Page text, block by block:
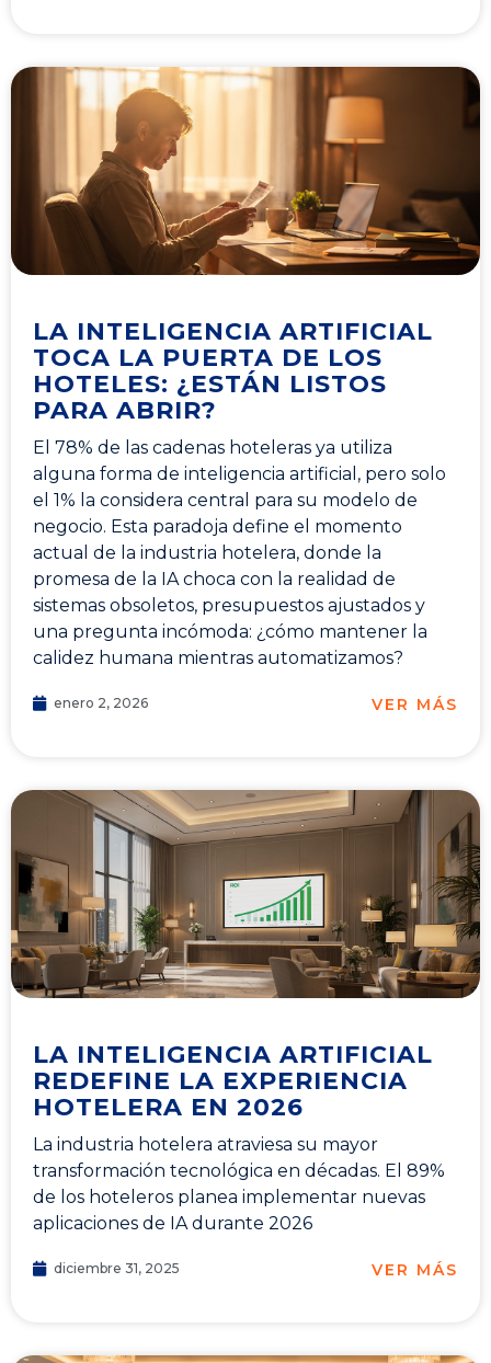
LA INTELIGENCIA ARTIFICIAL
TOCA LA PUERTA DE LOS
HOTELES: ¿ESTÁN LISTOS
PARA ABRIR?
El 78% de las cadenas hoteleras ya utiliza
alguna forma de inteligencia artificial, pero solo
el 1% la considera central para su modelo de
negocio. Esta paradoja define el momento
actual de la industria hotelera, donde la
promesa de la IA choca con la realidad de
sistemas obsoletos, presupuestos ajustados y
una pregunta incómoda: ¿cómo mantener la
calidez humana mientras automatizamos?
enero 2, 2026 VER MÁS
LA INTELIGENCIA ARTIFICIAL
REDEFINE LA EXPERIENCIA
HOTELERA EN 2026
La industria hotelera atraviesa su mayor
transformación tecnológica en décadas. El 89%
de los hoteleros planea implementar nuevas
aplicaciones de IA durante 2026
diciembre 31, 2025 VER MÁS